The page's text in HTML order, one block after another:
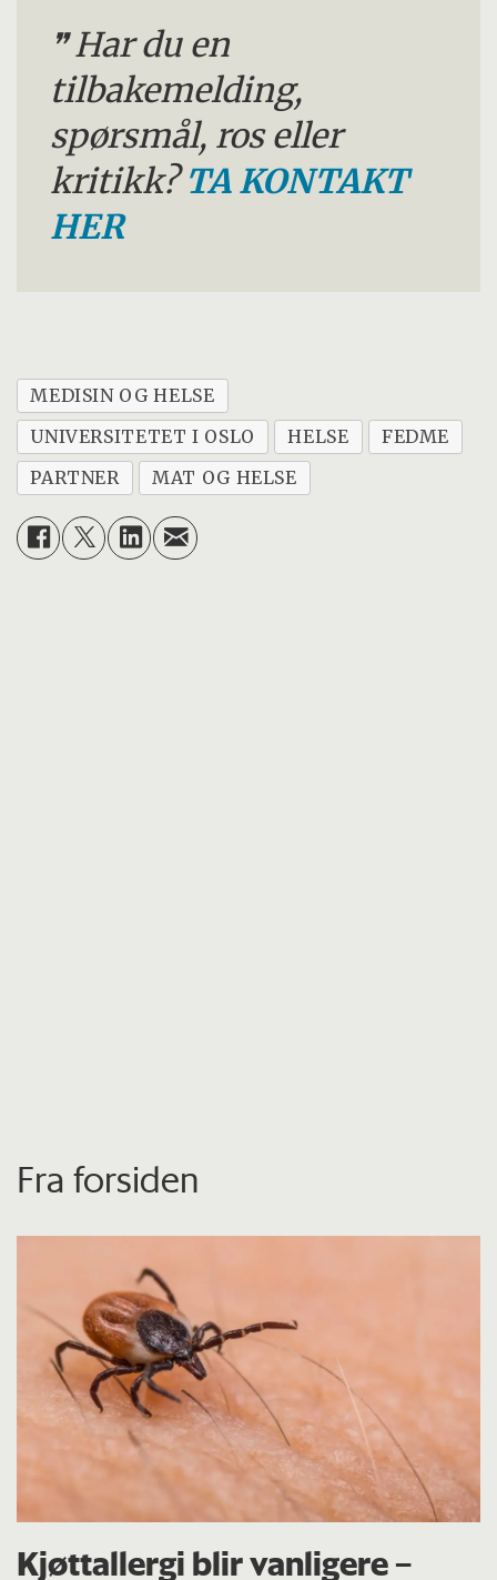
Har du en
tilbakemelding,
spørsmål, ros eller
kritikk?TA KONTAKT
HER
MEDISIN OG HELSE
UNIVERSITETET I OSLO
HELSE
FEDME
PARTNER
MAT OG HELSE
Fra forsiden
Kjøttallergi blir vanligere –